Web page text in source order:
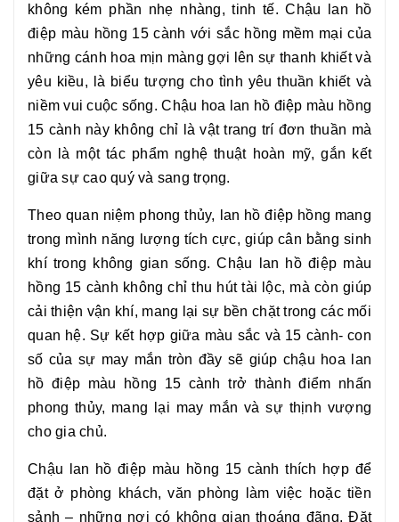
không kém phần nhẹ nhàng, tinh tế. Chậu
lan hồ
điệp màu hồng 15 cành với sắc hồng mềm mại của
những cánh hoa mịn màng gợi lên sự thanh khiết và
yêu kiều, là biểu tượng cho tình yêu thuần khiết và
niềm vui cuộc sống. Chậu hoa lan hồ điệp màu hồng
15 cành này không chỉ là vật trang trí đơn thuần mà
còn là một tác phẩm nghệ thuật hoàn mỹ, gắn kết
giữa sự cao quý và sang trọng.
Theo quan niệm phong thủy, lan hồ điệp hồng mang
trong mình năng lượng tích cực, giúp cân bằng sinh
khí trong không gian sống. Chậu
lan hồ điệp màu
hồng 15 cành không chỉ thu hút tài lộc, mà còn giúp
cải thiện vận khí, mang lại sự bền chặt trong các mối
quan hệ. Sự kết hợp giữa màu sắc và 15 cành- con
số của sự may mắn tròn đầy sẽ giúp chậu hoa
lan
hồ điệp màu hồng 15 cành trở thành điểm nhấn
phong thủy, mang lại may mắn và sự thịnh vượng
cho gia chủ.
Chậu lan hồ điệp màu hồng 15 cành thích hợp để
đặt ở phòng khách, văn phòng làm việc hoặc tiền
sảnh – những nơi có không gian thoáng đãng. Đặt